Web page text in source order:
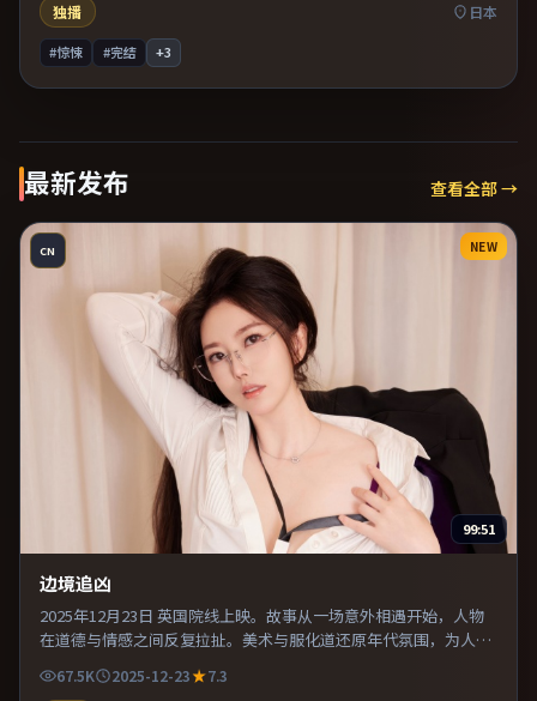
独播
日本
#惊悚 #完结 +3
最新发布 查看全部 →
CN NEW
99:51
边境追凶
2025年12月23日 英国院线上映。故事从一场意外相遇开始，人物
在道德与情感之间反复拉扯。美术与服化道还原年代氛围，为人物
动机提供可信支撑。整体完成度较高，适合周末一口气看完。
67.5K 2025-12-23
7.3